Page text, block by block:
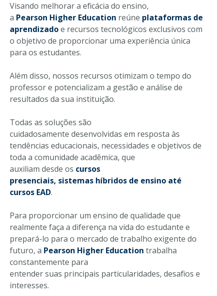
Visando melhorar a eficácia do ensino,
a Pearson Higher Education reúne plataformas de
aprendizadoe recursos tecnológicos exclusivos com
o objetivo de proporcionar uma experiência única
para os estudantes.
Além disso, nossos recursos otimizam o tempo do
professor e potencializam a gestão e análise de
resultados da sua instituição.
Todas as soluções são
cuidadosamente desenvolvidas em resposta às
tendências educacionais, necessidades e objetivos de
toda a comunidade acadêmica, que
auxiliam desde os cursos
presenciais, sistemas híbridos de ensino até
cursos EAD.
Para proporcionar um ensino de qualidade que
realmente faça a diferença na vida do estudante e
prepará-lo para o mercado de trabalho exigente do
futuro, a Pearson Higher Education trabalha
constantemente para
entender suas principais particularidades, desafios e
interesses.